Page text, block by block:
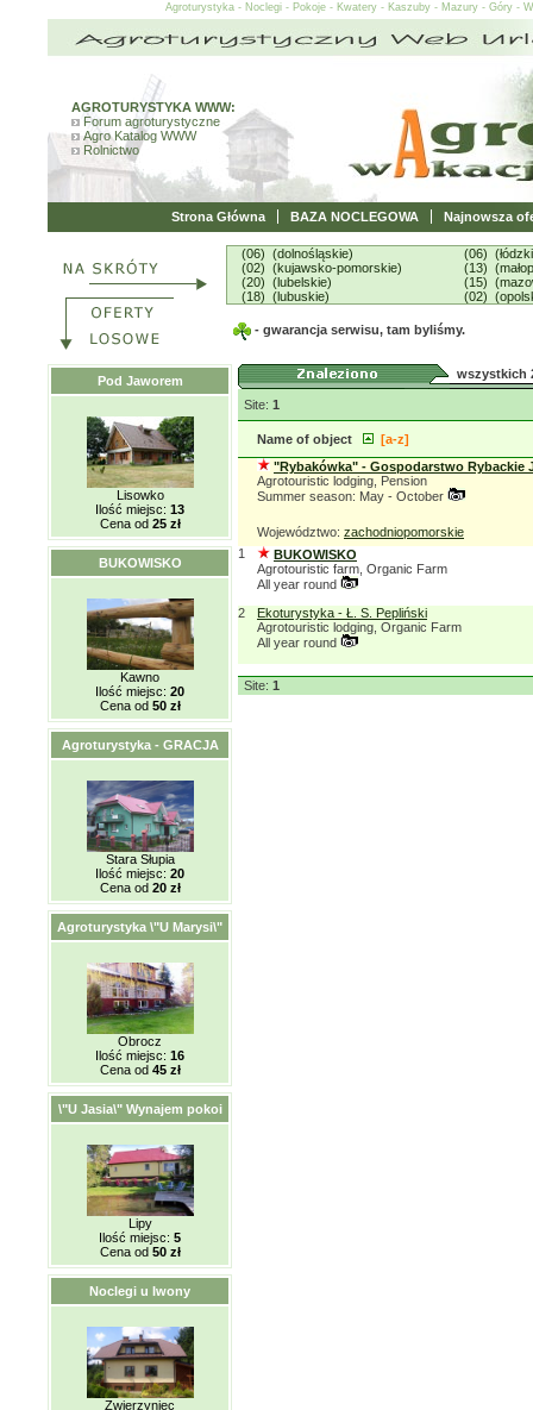
Agroturystyka - Noclegi - Pokoje - Kwatery - Kaszuby - Mazury - Góry -
AGROTURYSTYKA WWW:
Forum agroturystyczne
Agro Katalog WWW
Rolnictwo
Strona Główna BAZA NOCLEGOWA Najnowsza
(06) (dolnośląskie)
(02) (kujawsko-pomorskie)
(20) (lubelskie)
(18) (lubuskie)
(06)
(13)
(15)
(02)
- gwarancja serwisu, tam byliśmy.
Pod Jaworem
Lisowko
Ilość miejsc: 13
Cena od 25 zł
BUKOWISKO
Kawno
Ilość miejsc: 20
Cena od 50 zł
Agroturystyka - GRACJA
Stara Słupia
Ilość miejsc: 20
Cena od 20 zł
Agroturystyka \"U Marysi\"
Obrocz
Ilość miejsc: 16
Cena od 45 zł
\"U Jasia\" Wynajem pokoi
Lipy
Ilość miejsc: 5
Cena od 50 zł
Noclegi u Iwony
Zwierzyniec
wszystkich
Site: 1
Name of object
[a-z]
"Rybakówka" - Gospodarstwo Rybackie
Agrotouristic lodging, Pension
Summer season: May - October
Województwo: zachodniopomorskie
1
BUKOWISKO
Agrotouristic farm, Organic Farm
All year round
2
Ekoturystyka - Ł. S. Pepliński
Agrotouristic lodging, Organic Farm
All year round
Site: 1